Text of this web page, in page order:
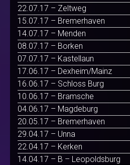
22.07.17 – Zeltweg
15.07.17 – Bremerhaven
14.07.17 – Menden
08.07.17 – Borken
07.07.17 – Kastellaun
17.06.17 – Dexheim/Mainz
16.06.17 – Schloss Burg
10.06.17 – Bramsche
04.06.17 – Magdeburg
20.05.17 – Bremerhaven
29.04.17 – Unna
22.04.17 – Kerken
14.04.17 – B – Leopoldsburg